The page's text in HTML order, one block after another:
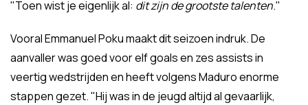
"Toen wist je eigenlijk al: dit zijn de grootste talenten."
Vooral Emmanuel Poku maakt dit seizoen indruk. De
aanvaller was goed voor elf goals en zes assists in
veertig wedstrijden en heeft volgens Maduro enorme
stappen gezet. "Hij was in de jeugd altijd al gevaarlijk,